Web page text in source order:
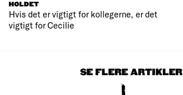
HOLDET
Hvis det er vigtigt for kollegerne, er det
vigtigt for Cecilie
SE FLERE ARTIKLER